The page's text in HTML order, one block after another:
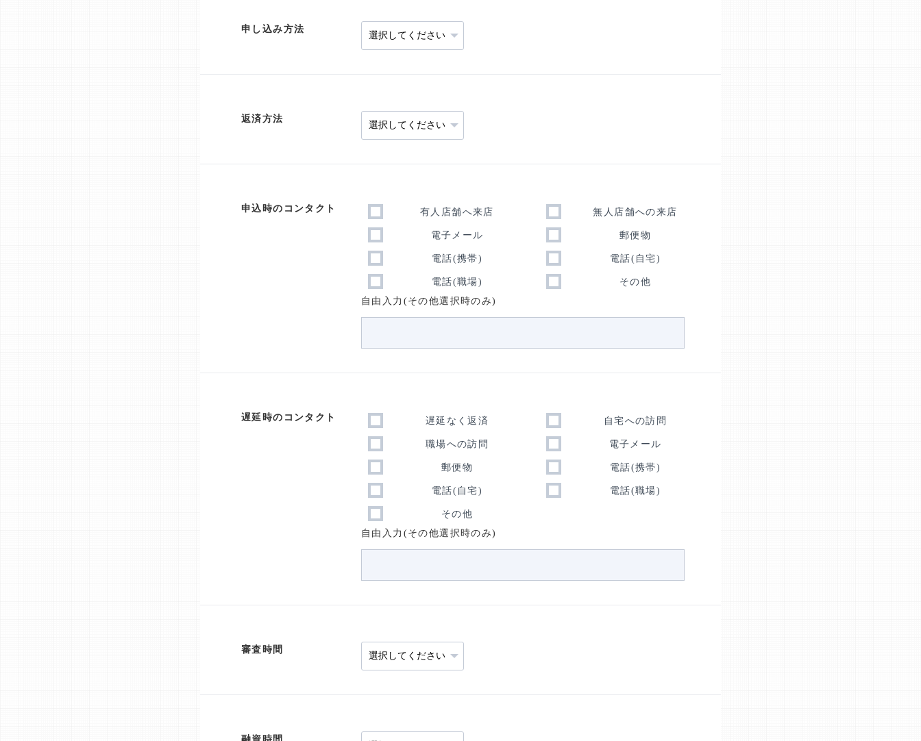
申し込み方法
返済方法
申込時のコンタクト 有人店舗へ来店 無人店舗への来店
電子メール 郵便物
電話(携帯) 電話(自宅)
電話(職場)
その他
自由入力(その他選択時のみ)
遅延時のコンタクト 遅延なく返済 自宅への訪問
職場への訪問 電子メール
郵便物 電話(携帯)
電話(自宅) 電話(職場)
その他
自由入力(その他選択時のみ)
審査時間